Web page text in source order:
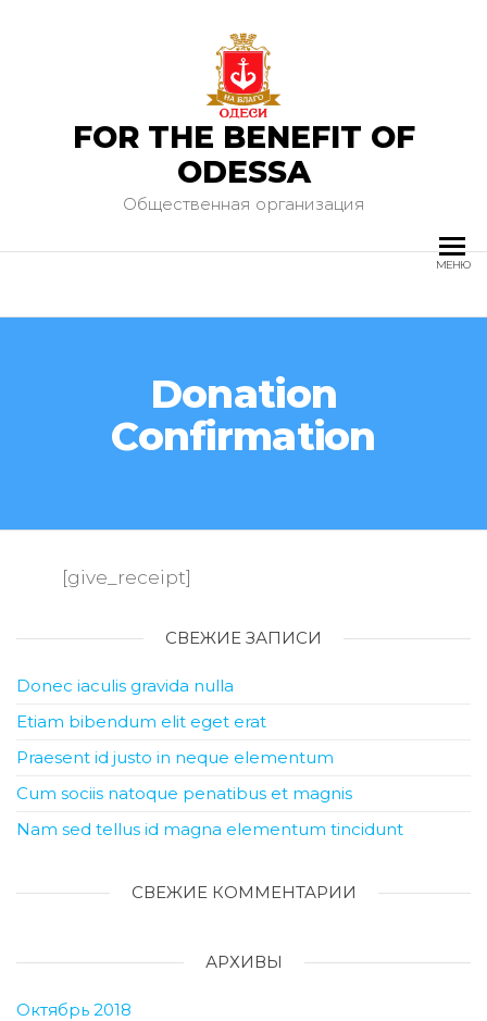
FOR THE BENEFIT OF
ODESSA
Общественная организация
МЕНЮ
Donation
Confirmation
[give_receipt]
СВЕЖИЕ ЗАПИСИ
Donec iaculis gravida nulla
Etiam bibendum elit eget erat
Praesent id justo in neque elementum
Cum sociis natoque penatibus et magnis
Nam sed tellus id magna elementum tincidunt
СВЕЖИЕ КОММЕНТАРИИ
АРХИВЫ
Октябрь 2018